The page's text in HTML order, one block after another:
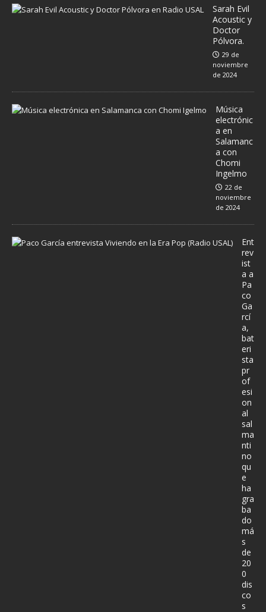
Sarah Evil
Acoustic y
Doctor
Pólvora.
29 de
noviembre
de 2024
Música
electrónic
a en
Salamanc
a con
Chomi
Ingelmo
22 de
noviembre
de 2024
Ent
rev
ist
a a
Pa
co
Ga
rcí
a,
bat
eri
sta
pr
of
esi
on
al
sal
ma
nti
no
qu
e
ha
gra
ba
do
má
s
de
20
0
dis
co
s